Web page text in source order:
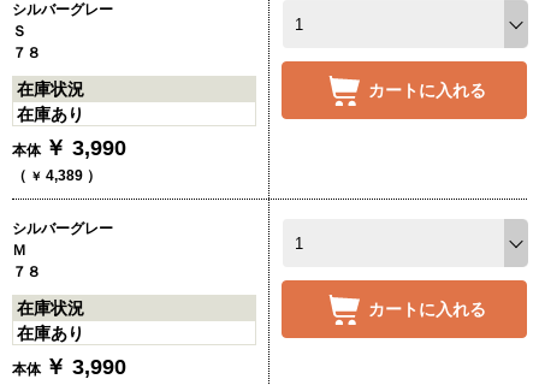
シルバーグレー
Ｓ
７８
在庫状況
在庫あり
本体 ￥ 3,990
（ ￥ 4,389 ）
カートに入れる
シルバーグレー
Ｍ
７８
在庫状況
在庫あり
本体 ￥ 3,990
カートに入れる